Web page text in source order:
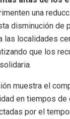
una
disminución de
las localidades
que los
muestra el
en tiempos de
por el